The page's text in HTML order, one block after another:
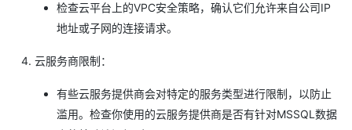
检查云平台上的VPC安全策略，确认它们允许来自公司IP
地址或子网的连接请求。
云服务商限制：
有些云服务提供商会对特定的服务类型进行限制，以防止
滥用。检查你使用的云服务提供商是否有针对MSSQL数据